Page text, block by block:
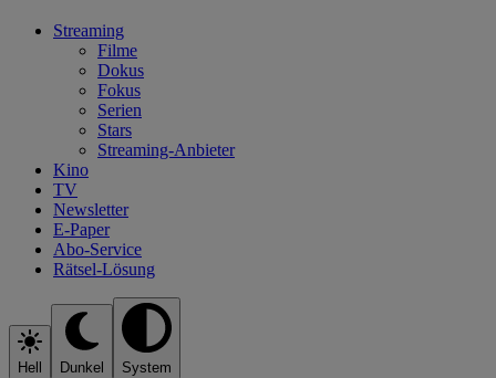
Streaming
Filme
Dokus
Fokus
Serien
Stars
Streaming-Anbieter
Kino
TV
Newsletter
E-Paper
Abo-Service
Rätsel-Lösung
Hell Dunkel System